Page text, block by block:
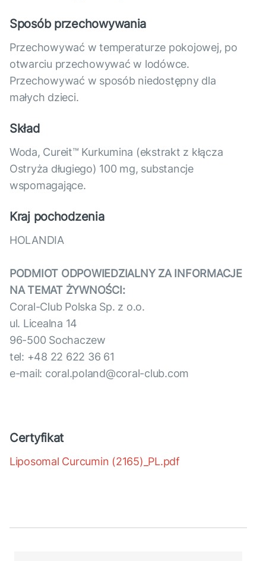
Sposób przechowywania
Przechowywać w temperaturze pokojowej, po
otwarciu przechowywać w lodówce.
Przechowywać w sposób niedostępny dla
małych dzieci.
Skład
Woda, Cureit™ Kurkumina (ekstrakt z kłącza
Ostryża długiego) 100 mg, substancje
wspomagające.
Kraj pochodzenia
HOLANDIA
PODMIOT ODPOWIEDZIALNY ZA INFORMACJE
NA TEMAT ŻYWNOŚCI:
Coral-Club Polska Sp. z o.o.
ul. Licealna 14
96-500 Sochaczew
tel: +48 22 622 36 61
e-mail: coral.poland@coral-club.com
Certyfikat
Liposomal Curcumin (2165)_PL.pdf